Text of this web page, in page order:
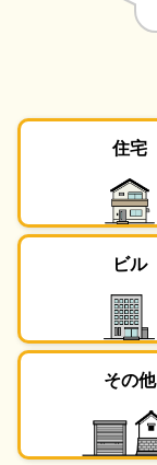
住宅
ビル
その他